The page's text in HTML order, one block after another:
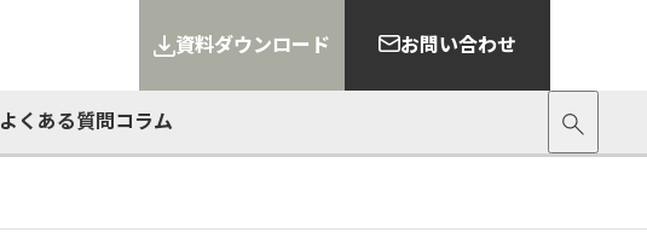
資料ダウンロード お問い合わせ
よくある質問コラム